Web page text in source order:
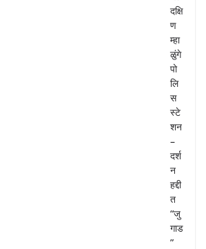
दक्षि
ण
म्हा
ळुंगे
पो
लि
स
स्टे
शन
–
दर्श
न
हद्दी
त
“जु
गाड
”